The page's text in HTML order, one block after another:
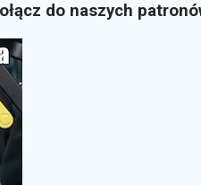
do naszych